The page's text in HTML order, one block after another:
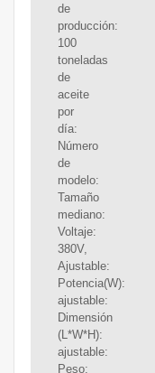
de
producción:
100
toneladas
de
aceite
por
día:
Número
de
modelo:
Tamaño
mediano:
Voltaje:
380V,
Ajustable:
Potencia(W):
ajustable:
Dimensión
(L*W*H):
ajustable:
Peso: